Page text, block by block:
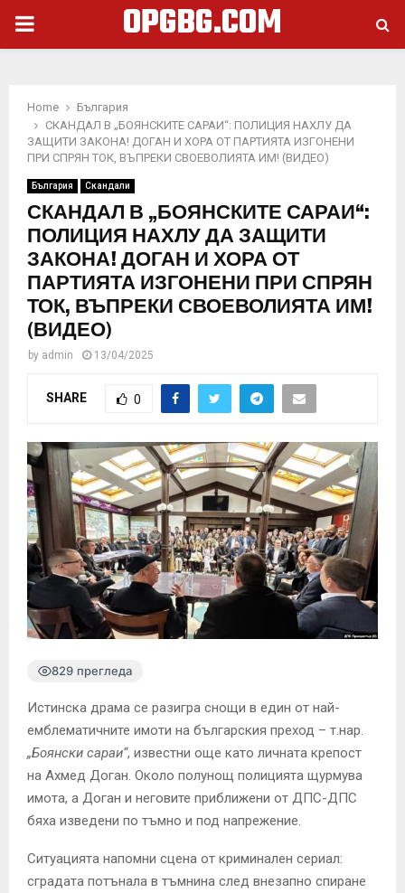
PRIMARY
OPGBG.COM
Home
България
СКАНДАЛ В „БОЯНСКИТЕ САРАИ“: ПОЛИЦИЯ НАХЛУ ДА
ЗАЩИТИ ЗАКОНА! ДОГАН И ХОРА ОТ ПАРТИЯТА ИЗГОНЕНИ
ПРИ СПРЯН ТОК, ВЪПРЕКИ СВОЕВОЛИЯТА ИМ! (ВИДЕО)
България Скандали
СКАНДАЛ В „БОЯНСКИТЕ САРАИ“:
ПОЛИЦИЯ НАХЛУ ДА ЗАЩИТИ
ЗАКОНА! ДОГАН И ХОРА ОТ
ПАРТИЯТА ИЗГОНЕНИ ПРИ СПРЯН
ТОК, ВЪПРЕКИ СВОЕВОЛИЯТА ИМ!
(ВИДЕО)
by admin 13/04/2025
SHARE 0
829 прегледа
Истинска драма се разигра снощи в един от най-
емблематичните имоти на българския преход – т.нар.
„Боянски сараи“, известни още като личната крепост
на Ахмед Доган. Около полунощ полицията щурмува
имота, а Доган и неговите приближени от ДПС-ДПС
бяха изведени по тъмно и под напрежение.
Ситуацията напомни сцена от криминален сериал:
сградата потънала в тъмнина след внезапно спиране